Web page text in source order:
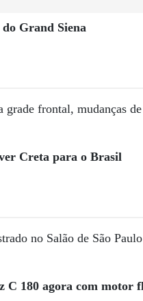
Grand Siena
grade frontal, mudanças
Creta para o Brasil
no Salão de São
C 180 agora com motor